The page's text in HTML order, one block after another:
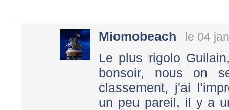
Miomobeach le 04
Le plus rigolo
bonsoir, nous on
classement, j'ai
un peu pareil, il y a